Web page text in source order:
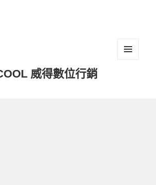
威得數位行銷